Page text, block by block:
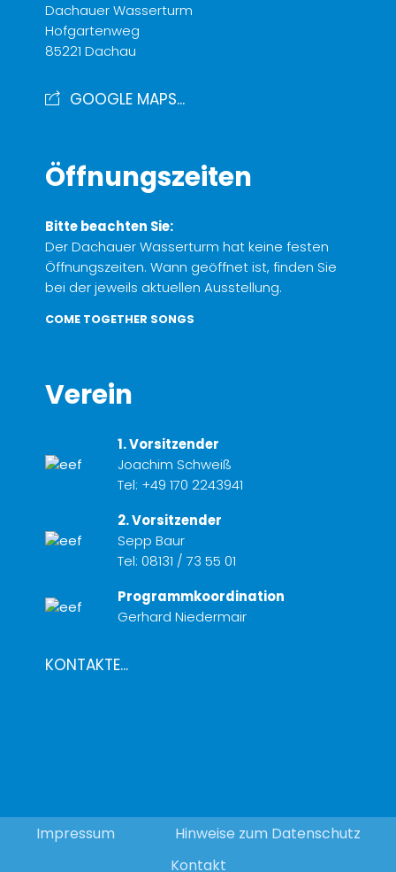
Dachauer Wasserturm
Hofgartenweg
85221 Dachau
GOOGLE MAPS...
Öffnungszeiten
Bitte beachten Sie:
Der Dachauer Wasserturm hat keine festen
Öffnungszeiten. Wann geöffnet ist, finden Sie
bei der jeweils aktuellen Ausstellung.
COME TOGETHER SONGS
Verein
1. Vorsitzender
Joachim Schweiß
Tel: +49 170 2243941
2. Vorsitzender
Sepp Baur
Tel: 08131 / 73 55 01
Programmkoordination
Gerhard Niedermair
KONTAKTE...
Impressum
Hinweise zum Datenschutz
Kontakt